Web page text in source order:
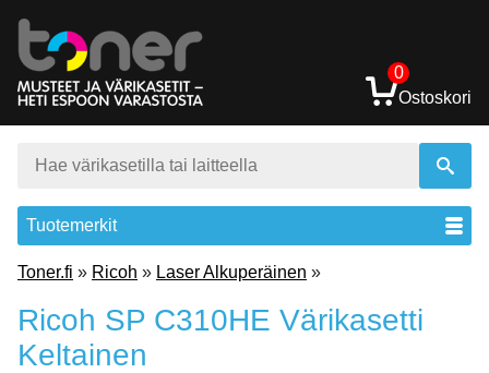
0
Ostoskori
Tuotemerkit
Toner.fi » Ricoh » Laser Alkuperäinen »
Ricoh SP C310HE Värikasetti
Keltainen